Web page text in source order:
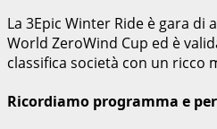
La 3Epic Winter Ride è gara di
World ZeroWind Cup ed è
classifica società con un ricco
Ricordiamo programma e